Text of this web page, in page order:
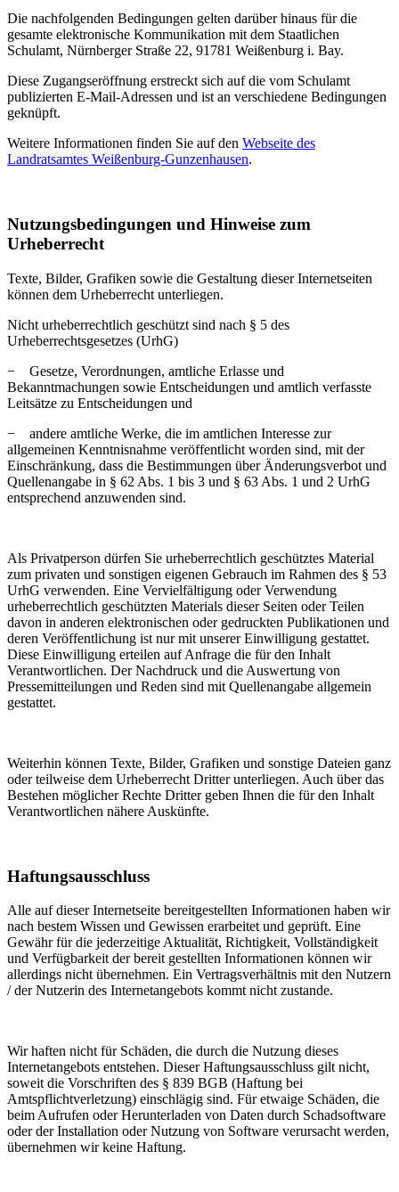
Die nachfolgenden Bedingungen gelten darüber hinaus für die
gesamte elektronische Kommunikation mit dem Staatlichen
Schulamt, Nürnberger Straße 22, 91781 Weißenburg i. Bay.
Diese Zugangseröffnung erstreckt sich auf die vom Schulamt
publizierten E-Mail-Adressen und ist an verschiedene Bedingungen
geknüpft.
Weitere Informationen finden Sie auf den Webseite des
Landratsamtes Weißenburg-Gunzenhausen.
Nutzungsbedingungen und Hinweise zum
Urheberrecht
Texte, Bilder, Grafiken sowie die Gestaltung dieser Internetseiten
können dem Urheberrecht unterliegen.
Nicht urheberrechtlich geschützt sind nach § 5 des
Urheberrechtsgesetzes (UrhG)
− Gesetze, Verordnungen, amtliche Erlasse und
Bekanntmachungen sowie Entscheidungen und amtlich verfasste
Leitsätze zu Entscheidungen und
− andere amtliche Werke, die im amtlichen Interesse zur
allgemeinen Kenntnisnahme veröffentlicht worden sind, mit der
Einschränkung, dass die Bestimmungen über Änderungsverbot und
Quellenangabe in § 62 Abs. 1 bis 3 und § 63 Abs. 1 und 2 UrhG
entsprechend anzuwenden sind.
Als Privatperson dürfen Sie urheberrechtlich geschütztes Material
zum privaten und sonstigen eigenen Gebrauch im Rahmen des § 53
UrhG verwenden. Eine Vervielfältigung oder Verwendung
urheberrechtlich geschützten Materials dieser Seiten oder Teilen
davon in anderen elektronischen oder gedruckten Publikationen und
deren Veröffentlichung ist nur mit unserer Einwilligung gestattet.
Diese Einwilligung erteilen auf Anfrage die für den Inhalt
Verantwortlichen. Der Nachdruck und die Auswertung von
Pressemitteilungen und Reden sind mit Quellenangabe allgemein
gestattet.
Weiterhin können Texte, Bilder, Grafiken und sonstige Dateien ganz
oder teilweise dem Urheberrecht Dritter unterliegen. Auch über das
Bestehen möglicher Rechte Dritter geben Ihnen die für den Inhalt
Verantwortlichen nähere Auskünfte.
Haftungsausschluss
Alle auf dieser Internetseite bereitgestellten Informationen haben wir
nach bestem Wissen und Gewissen erarbeitet und geprüft. Eine
Gewähr für die jederzeitige Aktualität, Richtigkeit, Vollständigkeit
und Verfügbarkeit der bereit gestellten Informationen können wir
allerdings nicht übernehmen. Ein Vertragsverhältnis mit den Nutzern
/ der Nutzerin des Internetangebots kommt nicht zustande.
Wir haften nicht für Schäden, die durch die Nutzung dieses
Internetangebots entstehen. Dieser Haftungsausschluss gilt nicht,
soweit die Vorschriften des § 839 BGB (Haftung bei
Amtspflichtverletzung) einschlägig sind. Für etwaige Schäden, die
beim Aufrufen oder Herunterladen von Daten durch Schadsoftware
oder der Installation oder Nutzung von Software verursacht werden,
übernehmen wir keine Haftung.